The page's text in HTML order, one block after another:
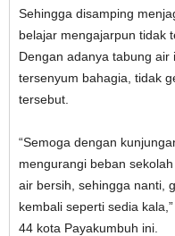
Sehingga disamping
belajar mengajarpun tidak
Dengan adanya tabung
tersenyum bahagia, tidak
tersebut.
“Semoga dengan
mengurangi beban
air bersih, sehingga nanti,
kembali seperti sedia
44 kota Payakumbuh ini.